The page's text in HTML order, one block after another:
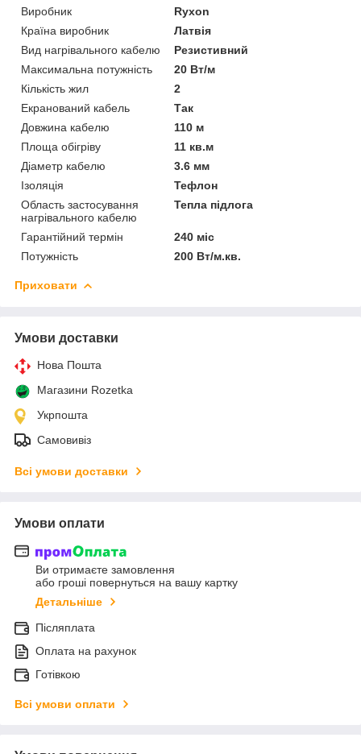
Виробник
Ryxon
Країна виробник
Латвія
Вид нагрівального кабелю
Резистивний
Максимальна потужність
20 Вт/м
Кількість жил
2
Екранований кабель
Так
Довжина кабелю
110 м
Площа обігріву
11 кв.м
Діаметр кабелю
3.6 мм
Ізоляція
Тефлон
Область застосування
нагрівального кабелю
Тепла підлога
Гарантійний термін
240 міс
Потужність
200 Вт/м.кв.
Приховати
Умови доставки
Нова Пошта
Магазини Rozetka
Укрпошта
Самовивіз
Всі умови доставки
Умови оплати
Ви отримаєте замовлення
або гроші повернуться на вашу картку
Детальніше
Післяплата
Оплата на рахунок
Готівкою
Всі умови оплати